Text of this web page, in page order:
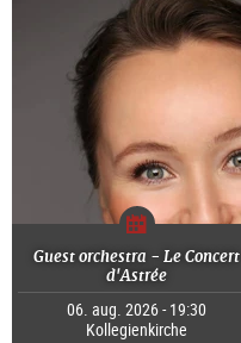
Guest orchestra - Le Concert
d'Astrée
06. aug. 2026 - 19:30
Kollegienkirche